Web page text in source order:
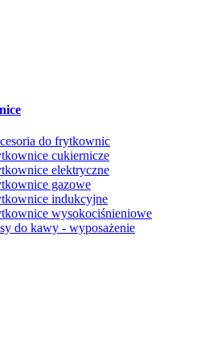
do frytkownic
cukiernicze
elektryczne
gazowe
indukcyjne
wysokociśnieniowe